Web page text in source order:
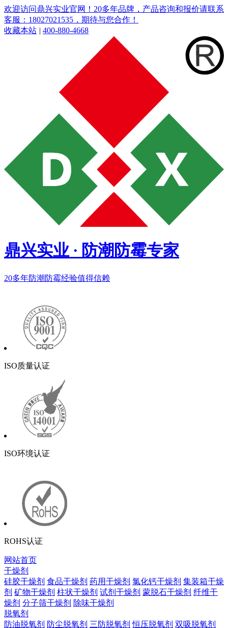
欢迎访问鼎兴实业官网！20多年品牌，产品咨询和报价请联系
客服：18027021535，期待与您合作！
收藏本站 | 400-880-4668
鼎兴实业 · 防潮防霉专家
20多年防潮防霉经验值得信赖
ISO质量认证
ISO环境认证
ROHS认证
网站首页
干燥剂
硅胶干燥剂 食品干燥剂 药用干燥剂 氯化钙干燥剂 集装箱干燥
剂 矿物干燥剂 柱状干燥剂 试剂干燥剂 蒙脱石干燥剂 纤维干
燥剂 分子筛干燥剂 除味干燥剂
脱氧剂
防油脱氧剂 防尘脱氧剂 三防脱氧剂 恒压脱氧剂 双吸脱氧剂